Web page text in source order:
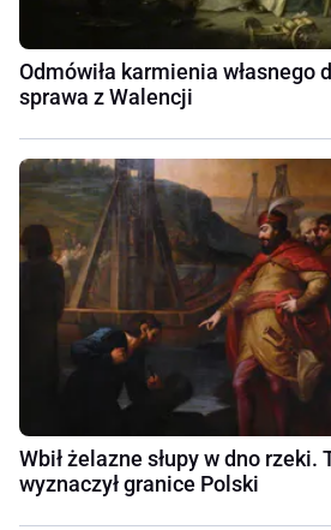
Odmówiła karmienia własnego
sprawa z Walencji
Wbił żelazne słupy w dno rzeki.
wyznaczył granice Polski